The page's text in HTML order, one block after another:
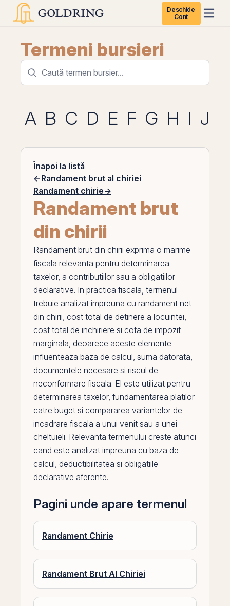
Deschide
Cont
Termeni bursieri
A B C D E F G H I J
Înapoi la listă
←Randament brut al chiriei
Randament chirie→
Randament brut
din chirii
Randament brut din chirii exprima o marime
fiscala relevanta pentru determinarea
taxelor, a contributiilor sau a obligatiilor
declarative. In practica fiscala, termenul
trebuie analizat impreuna cu randament net
din chirii, cost total de detinere a locuintei,
cost total de inchiriere si cota de impozit
marginala, deoarece aceste elemente
influenteaza baza de calcul, suma datorata,
documentele necesare si riscul de
neconformare fiscala. El este utilizat pentru
determinarea taxelor, fundamentarea platilor
catre buget si compararea variantelor de
incadrare fiscala a unui venit sau a unei
cheltuieli. Relevanta termenului creste atunci
cand este analizat impreuna cu baza de
calcul, deductibilitatea si obligatiile
declarative aferente.
Pagini unde apare termenul
Randament Chirie
Randament Brut Al Chiriei